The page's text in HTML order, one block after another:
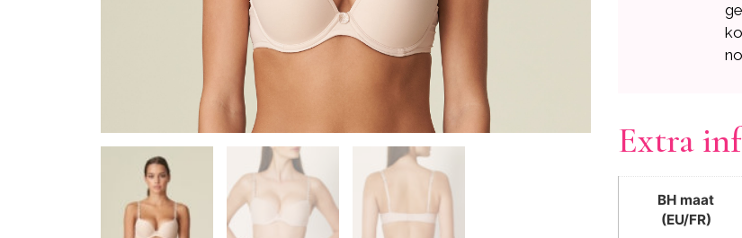
Extra
BH maat
(EU/FR)